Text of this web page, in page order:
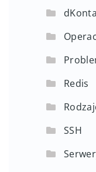
Redis
SSH